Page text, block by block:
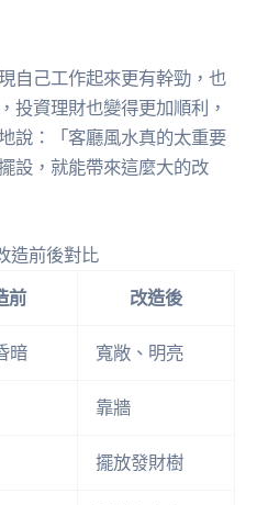
自己工作起來更有幹勁，也
投資理財也變得更加順利，
說：「客廳風水真的太重要
設，就能帶來這麼大的改
造前後對比
前 改造後
暗 寬敞、明亮
靠牆
擺放發財樹